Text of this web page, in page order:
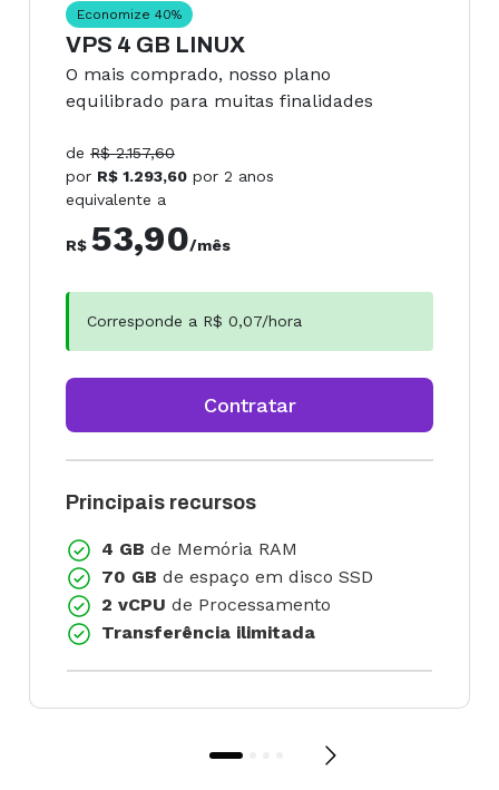
Economize 40%
VPS 4 GB LINUX
O mais comprado, nosso plano
equilibrado para muitas finalidades
de R$ 2.157,60
por R$ 1.293,60 por 2 anos
equivalente a
R$ 53,90/mês
Corresponde a R$ 0,07/hora
Contratar
Principais recursos
4 GB de Memória RAM
70 GB de espaço em disco SSD
2 vCPU de Processamento
Transferência ilimitada